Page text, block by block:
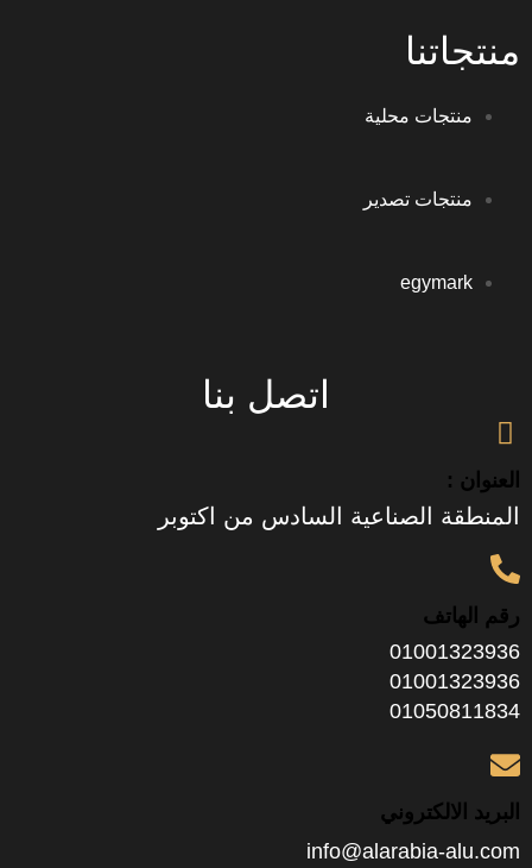
منتجاتنا
منتجات محلية
منتجات تصدير
egymark
اتصل بنا
العنوان :
المنطقة الصناعية السادس من اكتوبر
رقم الهاتف
01001323936
01001323936
01050811834
البريد الالكتروني
info@alarabia-alu.com